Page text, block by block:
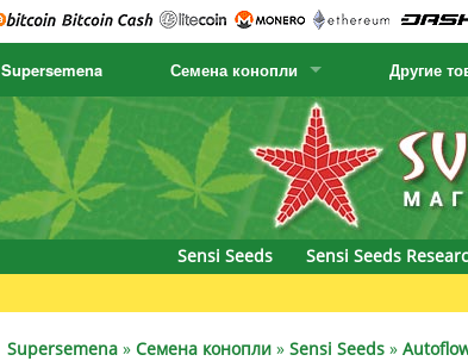
Supersemena Семена конопли
SENSI SEEDS
SENSI SEEDS RESEARCH
NIRVANA
SERIOUS SEEDS
CBD Crew
Chronic & Caviar
Delicious Seeds
Dr. Underground Seeds
Другие
Семена
Канарские
Sensi Seeds
Sensi Seeds
Supersemena » Семена конопли » Sensi Seeds »